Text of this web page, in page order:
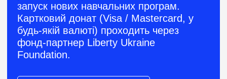
запуск нових навчальних програм.
Картковий донат (Visa / Mastercard, у
будь-якій валюті) проходить через
фонд-партнер Liberty Ukraine
Foundation.